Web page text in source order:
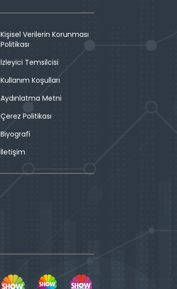
Kişisel Verilerin Korunması
Politikası
İzleyici Temsilcisi
Kullanım Koşulları
Aydınlatma Metni
Çerez Politikası
Biyografi
İletişim